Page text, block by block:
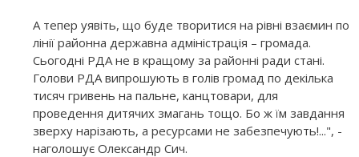
А тепер уявіть, що буде творитися на рівні взаємин по
лінії районна державна адміністрація – громада.
Сьогодні РДА не в кращому за районні ради стані.
Голови РДА випрошують в голів громад по декілька
тисяч гривень на пальне, канцтовари, для
проведення дитячих змагань тощо. Бо ж їм завдання
зверху нарізають, а ресурсами не забезпечують!...", -
наголошує Олександр Сич.